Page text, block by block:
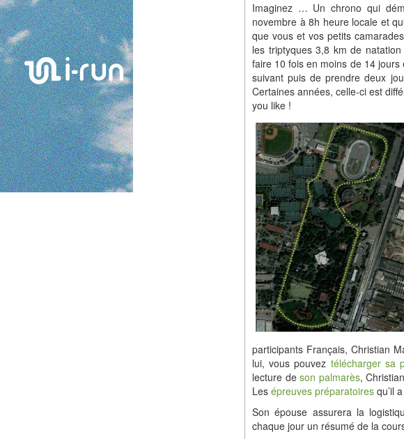
Imaginez … Un chrono qui
novembre à 8h heure locale et
que vous et vos petits
les triptyques 3,8 km de
faire 10 fois en moins de 14 jours
suivant puis de prendre deux
Certaines années, celle-ci est
you like !
participants Français, Christian
lui, vous pouvez télécharger sa
lecture deson palmarès,
Les épreuves préparatoires qu’il
Son épouse assurera la
chaque jour un résumé de la